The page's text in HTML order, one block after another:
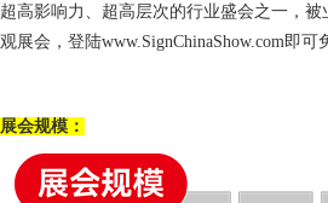
超高影响力、超高层次的行业盛会之一，
观展会，登陆www.SignChinaShow.com即可
展会规模：